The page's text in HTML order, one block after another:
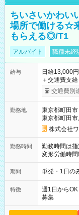
ちいさいかわい
場所で働ける☆
もらえる◎/T1
アルバイト 職種未経
給与
日給13,000
＋交通費支給 ★交通費全額支給！ ┗案件により規定あり ★日払
いOK！（規
ンビニATMから
交通費別
勤務地
東京都町田市
東京都町田市
株式会社
勤務時間
勤務時間は指
変形労働時間制 想
～21：00
期間 単発・1日の
特徴
週1日から
募集